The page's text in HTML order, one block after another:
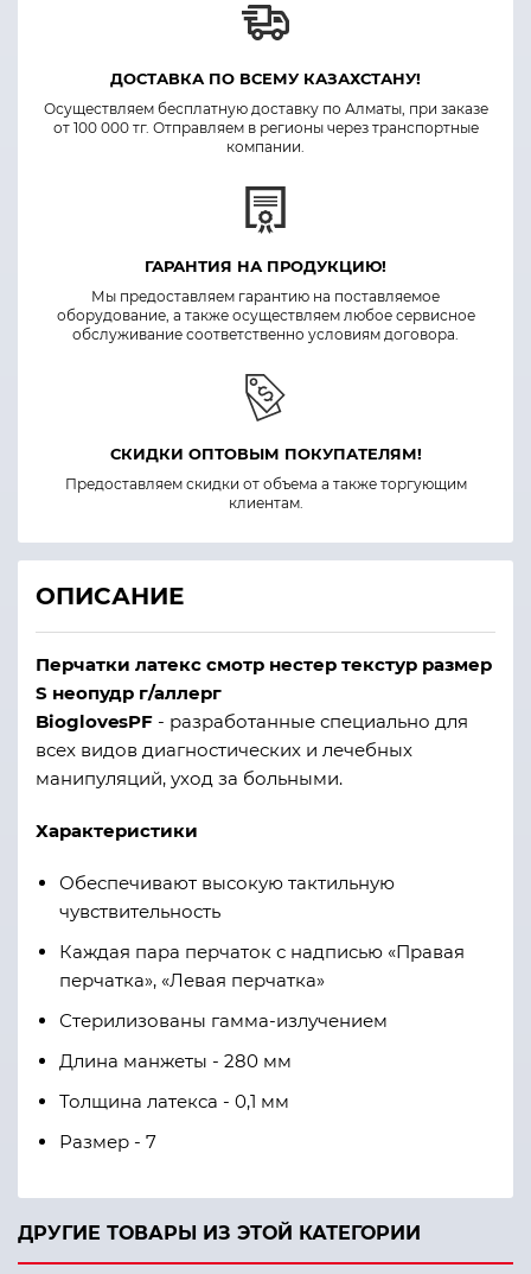
ДОСТАВКА ПО ВСЕМУ КАЗАХСТАНУ!
Осуществляем бесплатную доставку по Алматы, при заказе
от 100 000 тг. Отправляем в регионы через транспортные
компании.
ГАРАНТИЯ НА ПРОДУКЦИЮ!
Мы предоставляем гарантию на поставляемое
оборудование, а также осуществляем любое сервисное
обслуживание соответственно условиям договора.
СКИДКИ ОПТОВЫМ ПОКУПАТЕЛЯМ!
Предоставляем скидки от объема а также торгующим
клиентам.
ОПИСАНИЕ
Перчатки латекс смотр нестер текстур размер
S неопудр г/аллерг
BioglovesPF - разработанные специально для
всех видов диагностических и лечебных
манипуляций, уход за больными.
Характеристики
Обеспечивают высокую тактильную
чувствительность
Каждая пара перчаток с надписью «Правая
перчатка», «Левая перчатка»
Стерилизованы гамма-излучением
Длина манжеты - 280 мм
Толщина латекса - 0,1 мм
Размер - 7
ДРУГИЕ ТОВАРЫ ИЗ ЭТОЙ КАТЕГОРИИ